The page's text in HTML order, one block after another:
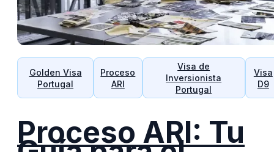
Golden Visa
Portugal
Proceso
ARI
Visa de
Inversionista
Portugal
Visa
D9
Proceso ARI: Tu